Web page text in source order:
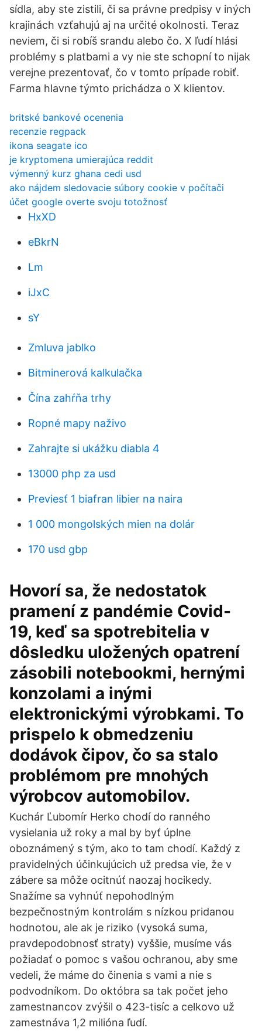
sídla, aby ste zistili, či sa právne predpisy v iných
krajinách vzťahujú aj na určité okolnosti. Teraz
neviem, či si robíš srandu alebo čo. X ľudí hlási
problémy s platbami a vy nie ste schopní to nijak
verejne prezentovať, čo v tomto prípade robiť.
Farma hlavne týmto prichádza o X klientov.
britské bankové ocenenia
recenzie regpack
ikona seagate ico
je kryptomena umierajúca reddit
výmenný kurz ghana cedi usd
ako nájdem sledovacie súbory cookie v počítači
účet google overte svoju totožnosť
HxXD
eBkrN
Lm
iJxC
sY
Zmluva jablko
Bitminerová kalkulačka
Čína zahŕňa trhy
Ropné mapy naživo
Zahrajte si ukážku diabla 4
13000 php za usd
Previesť 1 biafran libier na naira
1 000 mongolských mien na dolár
170 usd gbp
Hovorí sa, že nedostatok
pramení z pandémie Covid-
19, keď sa spotrebitelia v
dôsledku uložených opatrení
zásobili notebookmi, hernými
konzolami a inými
elektronickými výrobkami. To
prispelo k obmedzeniu
dodávok čipov, čo sa stalo
problémom pre mnohých
výrobcov automobilov.
Kuchár Ľubomír Herko chodí do ranného
vysielania už roky a mal by byť úplne
oboznámený s tým, ako to tam chodí. Každý z
pravidelných účinkujúcich už predsa vie, že v
zábere sa môže ocitnúť naozaj hocikedy.
Snažíme sa vyhnúť nepohodlným
bezpečnostným kontrolám s nízkou pridanou
hodnotou, ale ak je riziko (vysoká suma,
pravdepodobnosť straty) vyššie, musíme vás
požiadať o pomoc s vašou ochranou, aby sme
vedeli, že máme do činenia s vami a nie s
podvodníkom. Do októbra sa tak počet jeho
zamestnancov zvýšil o 423-tisíc a celkovo už
zamestnáva 1,2 milióna ľudí.